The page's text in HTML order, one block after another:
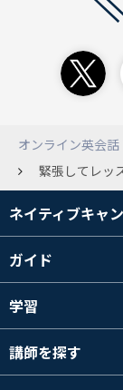
オンライン英会
緊張してレッ
ネイティブキャ
ガイド
学習
講師を探す